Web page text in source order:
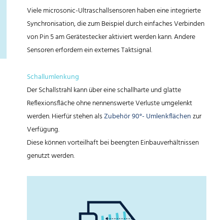
Viele microsonic-Ultraschallsensoren haben eine integrierte
Synchronisation, die zum Beispiel durch einfaches Verbinden
von Pin 5 am Gerätestecker aktiviert werden kann. Andere
Sensoren erfordern ein externes Taktsignal.
Schallumlenkung
Der Schallstrahl kann über eine schallharte und glatte
Reflexionsfläche ohne nennenswerte Verluste umgelenkt
werden. Hierfür stehen alsZubehör 90°- Umlenkflächenzur
Verfügung.
Diese können vorteilhaft bei beengten Einbauverhältnissen
genutzt werden.